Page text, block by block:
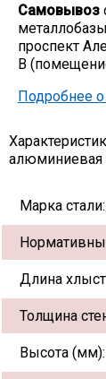
Самовывоз
проспект
В
Подробнее
алюминиевая
Марка стали:
Длина
Толщина
Высота (мм):